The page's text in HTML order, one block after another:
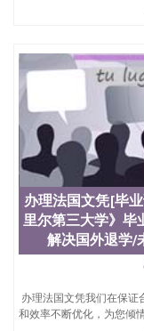
办理法国文凭[毕
里尔第三大学》毕
解决国外退学/
办理法国文凭我们在保
和效率不断优化，为您倾